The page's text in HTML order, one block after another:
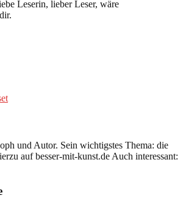
Leserin, lieber Leser, wäre
und Autor. Sein wichtigstes Thema: die
auf besser-mit-kunst.de Auch interessant: